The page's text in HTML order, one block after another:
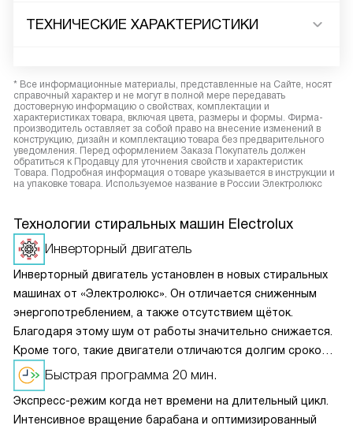
ТЕХНИЧЕСКИЕ ХАРАКТЕРИСТИКИ
* Все информационные материалы, представленные на Сайте, носят
справочный характер и не могут в полной мере передавать
достоверную информацию о свойствах, комплектации и
характеристиках товара, включая цвета, размеры и формы. Фирма-
производитель оставляет за собой право на внесение изменений в
конструкцию, дизайн и комплектацию товара без предварительного
уведомления. Перед оформлением Заказа Покупатель должен
обратиться к Продавцу для уточнения свойств и характеристик
Товара. Подробная информация о товаре указывается в инструкции и
на упаковке товара. Используемое название в России Электролюкс
Технологии стиральных машин Electrolux
Инверторный двигатель
Инверторный двигатель установлен в новых стиральных
машинах от «Электролюкс». Он отличается сниженным
энергопотреблением, а также отсутствием щёток.
Благодаря этому шум от работы значительно снижается.
Кроме того, такие двигатели отличаются долгим сроком
службы и высокой износостойкостью. Поэтому техника
прослужит намного дольше.
Быстрая программа 20 мин.
Экспресс-режим когда нет времени на длительный цикл.
Интенсивное вращение барабана и оптимизированный